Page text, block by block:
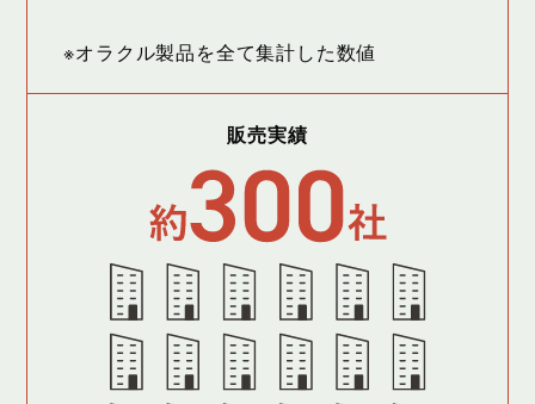
※オラクル製品を全て集計した数値
販売実績